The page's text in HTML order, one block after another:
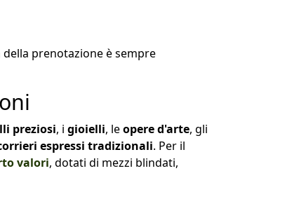
prenotazione è sempre
preziosi, i gioielli, leopere d'arte, gli
espressi tradizionali. Per il
valori, dotati di mezzi blindati,